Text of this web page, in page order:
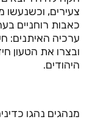
צעירים, וכשנעשו
כאבות רוחניים
ערכיה האיתנים:
ובצרו את הטעון
היהודים.
מנהגים נהגו